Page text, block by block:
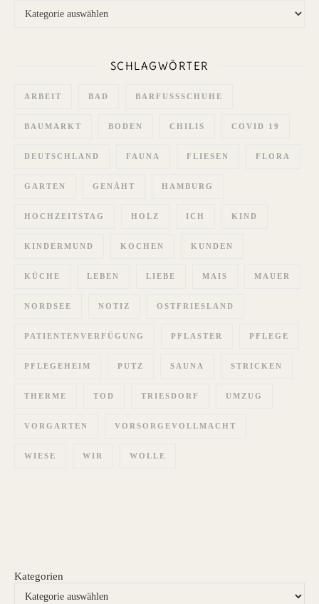
SCHLAGWÖRTER
ARBEIT BAD BARFUSSSCHUHE
BAUMARKT BODEN CHILIS COVID 19
DEUTSCHLAND FAUNA FLIESEN FLORA
GARTEN GENÄHT HAMBURG
HOCHZEITSTAG HOLZ ICH KIND
KINDERMUND KOCHEN KUNDEN
KÜCHE LEBEN LIEBE MAIS MAUER
NORDSEE NOTIZ OSTFRIESLAND
PATIENTENVERFÜGUNG PFLASTER PFLEGE
PFLEGEHEIM PUTZ SAUNA STRICKEN
THERME TOD TRIESDORF UMZUG
VORGARTEN VORSORGEVOLLMACHT
WIESE WIR WOLLE
Kategorien